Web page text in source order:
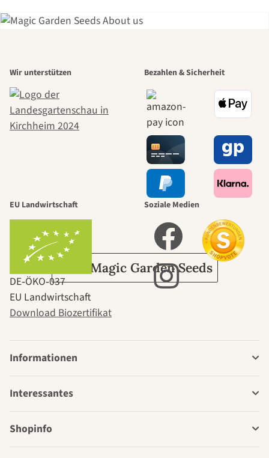
schönsten
Wege zu uns
selbst führt
durch den
Garten
Über Magic Garden Seeds
Wir unterstützen Bezahlen & Sicherheit
EU Landwirtschaft
DE‑ÖKO‑037
EU Landwirtschaft
Download Biozertifikat
Soziale Medien
Informationen
Interessantes
Shopinfo